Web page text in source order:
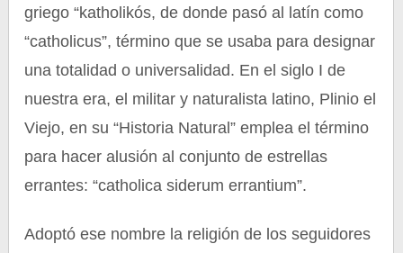
griego “katholikós, de donde pasó al latín como
“catholicus”, término que se usaba para designar
una totalidad o universalidad. En el siglo I de
nuestra era, el militar y naturalista latino, Plinio el
Viejo, en su “Historia Natural” emplea el término
para hacer alusión al conjunto de estrellas
errantes: “catholica siderum errantium”.
Adoptó ese nombre la religión de los seguidores